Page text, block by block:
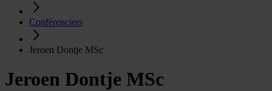
Conférenciers
Jeroen Dontje MSc
Jeroen Dontje MSc